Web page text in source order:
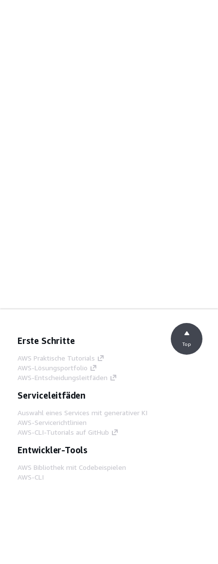
Erste Schritte
AWS Praktische Tutorials
AWS-Lösungsportfolio
AWS-Entscheidungsleitfäden
Serviceleitfäden
Auswahl eines Services mit generativer KI
AWS-Servicerichtlinien
AWS-CLI-Tutorials auf GitHub
Entwickler-Tools
AWS Bibliothek mit Codebeispielen
AWS-CLI
Top